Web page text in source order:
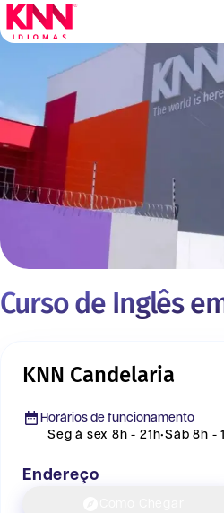
Curso de Inglês
KNN Candelaria
Horários de funcionamento
Seg à sex 8h - 21h•Sáb 8h -
Endereço